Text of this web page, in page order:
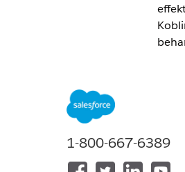
1-800-667-6389